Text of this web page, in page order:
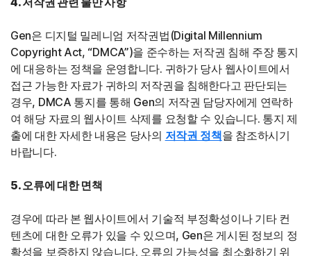
Gen은 디지털 밀레니엄 저작권법(Digital Millennium
Copyright Act, “DMCA”)을 준수하는 저작권 침해 주장 통지
에 대응하는 정책을 운영합니다. 귀하가 당사 웹사이트에서
접근 가능한 자료가 귀하의 저작권을 침해한다고 판단되는
경우, DMCA 통지를 통해 Gen의 저작권 담당자에게 연락하
여 해당 자료의 웹사이트 삭제를 요청할 수 있습니다. 통지 제
출에 대한 자세한 내용은 당사의 저작권 정책을 참조하시기
바랍니다.
5. 오류에 대한 면책
경우에 따라 본 웹사이트에서 기술적 부정확성이나 기타 컨
텐츠에 대한 오류가 있을 수 있으며, Gen은 게시된 정보의 정
확성을 보증하지 않습니다. 오류의 가능성을 최소화하기 위